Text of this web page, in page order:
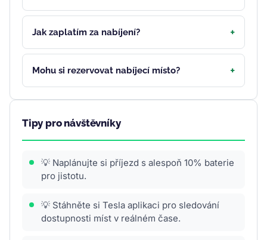
Jak zaplatím za nabíjení?
Mohu si rezervovat nabíjecí místo?
Tipy pro návštěvníky
💡 Naplánujte si příjezd s alespoň 10% baterie
pro jistotu.
💡 Stáhněte si Tesla aplikaci pro sledování
dostupnosti míst v reálném čase.